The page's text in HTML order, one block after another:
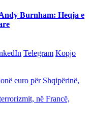
Burnham: Heqja e
Telegram Kopjo
euro për Shqipërinë,
në Francë,